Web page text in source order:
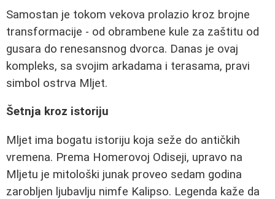
Samostan je tokom vekova prolazio kroz brojne
transformacije - od obrambene kule za zaštitu od
gusara do renesansnog dvorca. Danas je ovaj
kompleks, sa svojim arkadama i terasama, pravi
simbol ostrva Mljet.
Šetnja kroz istoriju
Mljet ima bogatu istoriju koja seže do antičkih
vremena. Prema Homerovoj Odiseji, upravo na
Mljetu je mitološki junak proveo sedam godina
zarobljen ljubavlju nimfe Kalipso. Legenda kaže da